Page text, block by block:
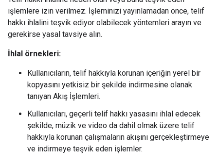
işlemlere izin verilmez. İşleminizi yayınlamadan önce, telif
hakkı ihlalini teşvik ediyor olabilecek yöntemleri arayın ve
gerekirse yasal tavsiye alın.
İhlal örnekleri:
Kullanıcıların, telif hakkıyla korunan içeriğin yerel bir
kopyasını yetkisiz bir şekilde indirmesine olanak
tanıyan Akış İşlemleri.
Kullanıcıları, geçerli telif hakkı yasasını ihlal edecek
şekilde, müzik ve video da dahil olmak üzere telif
hakkıyla korunan çalışmaların akışını gerçekleştirmeye
ve indirmeye teşvik eden işlemler.